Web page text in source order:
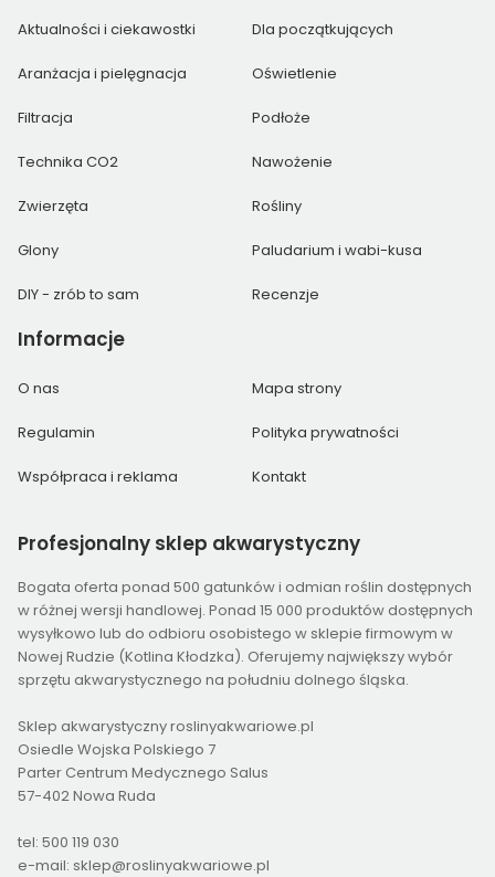
Aktualności i ciekawostki Dla początkujących
Aranżacja i pielęgnacja Oświetlenie
Filtracja Podłoże
Technika CO2 Nawożenie
Zwierzęta Rośliny
Glony Paludarium i wabi-kusa
DIY - zrób to sam Recenzje
Informacje
O nas Mapa strony
Regulamin Polityka prywatności
Współpraca i reklama Kontakt
Profesjonalny sklep akwarystyczny
Bogata oferta ponad 500 gatunków i odmian roślin dostępnych
w różnej wersji handlowej. Ponad 15 000 produktów dostępnych
wysyłkowo lub do odbioru osobistego w sklepie firmowym w
Nowej Rudzie (Kotlina Kłodzka). Oferujemy największy wybór
sprzętu akwarystycznego na południu dolnego śląska.
Sklep akwarystyczny roslinyakwariowe.pl
Osiedle Wojska Polskiego 7
Parter Centrum Medycznego Salus
57-402 Nowa Ruda
tel: 500 119 030
e-mail: sklep@roslinyakwariowe.pl